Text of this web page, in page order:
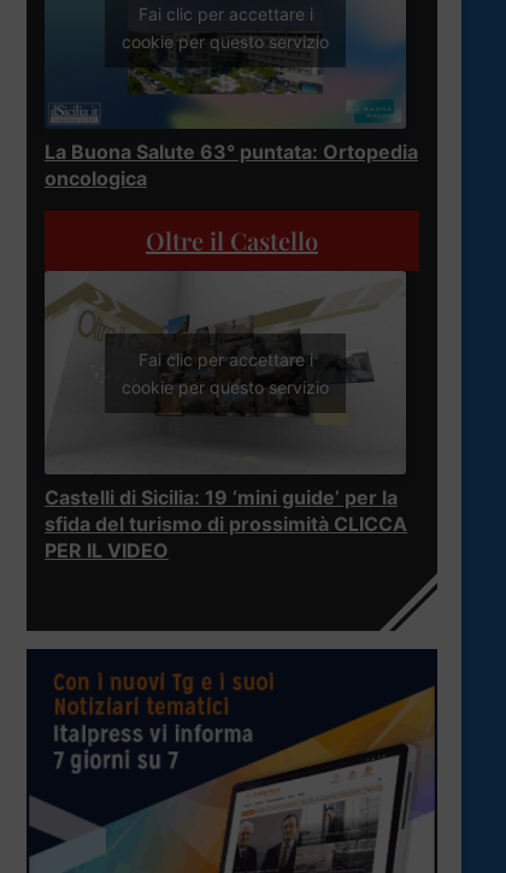
Fai clic per accettare i
cookie per questo servizio
La Buona Salute 63° puntata: Ortopedia
oncologica
Oltre il Castello
Fai clic per accettare i
cookie per questo servizio
Castelli di Sicilia: 19 ‘mini guide’ per la
sfida del turismo di prossimità CLICCA
PER IL VIDEO